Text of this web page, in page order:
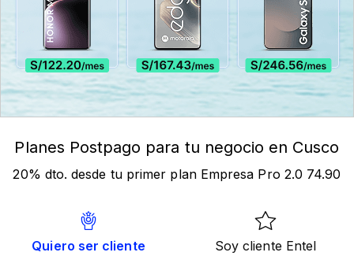
Planes Postpago para tu negocio en Cusco
20% dto. desde tu primer plan Empresa Pro 2.0 74.90